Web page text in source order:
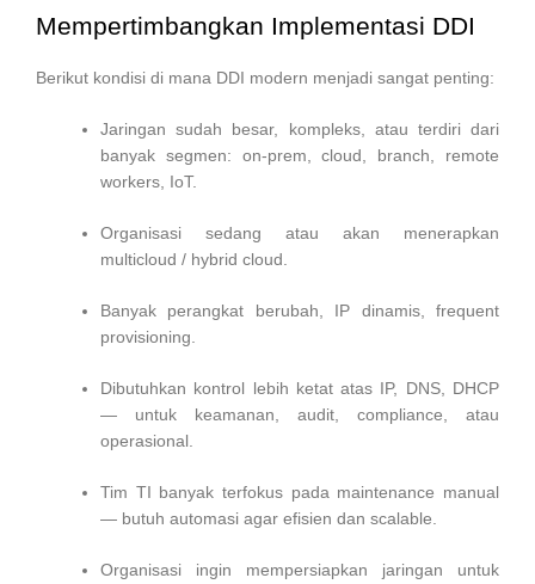
Mempertimbangkan Implementasi DDI
Berikut kondisi di mana DDI modern menjadi sangat penting:
Jaringan sudah besar, kompleks, atau terdiri dari
banyak segmen: on-prem, cloud, branch, remote
workers, IoT.
Organisasi sedang atau akan menerapkan
multicloud / hybrid cloud.
Banyak perangkat berubah, IP dinamis, frequent
provisioning.
Dibutuhkan kontrol lebih ketat atas IP, DNS, DHCP
— untuk keamanan, audit, compliance, atau
operasional.
Tim TI banyak terfokus pada maintenance manual
— butuh automasi agar efisien dan scalable.
Organisasi ingin mempersiapkan jaringan untuk